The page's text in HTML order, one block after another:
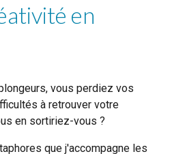
en
vous perdiez vos
à retrouver votre
en sortiriez-vous ?
que j'accompagne les